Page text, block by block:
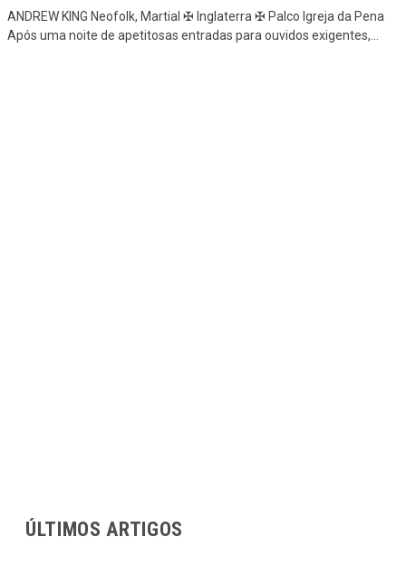
ANDREW KING Neofolk, Martial ✠ Inglaterra ✠ Palco Igreja da Pena
Após uma noite de apetitosas entradas para ouvidos exigentes,...
ÚLTIMOS ARTIGOS